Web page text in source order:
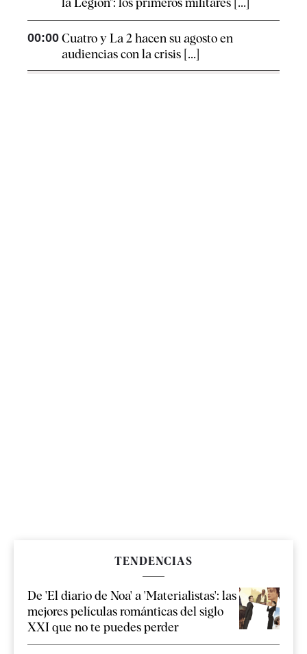
00:00 Cuatro y La 2 hacen su agosto en
audiencias con la crisis [...]
TENDENCIAS
De 'El diario de Noa' a 'Materialistas': las
mejores películas románticas del siglo
XXI que no te puedes perder